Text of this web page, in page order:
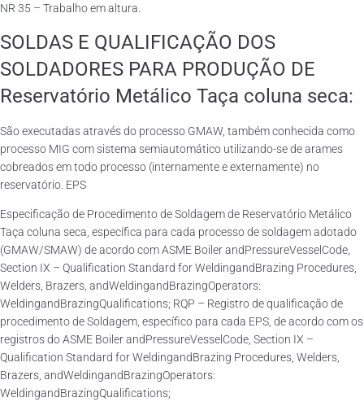
NR 35 – Trabalho em altura.
SOLDAS E QUALIFICAÇÃO DOS
SOLDADORES PARA PRODUÇÃO DE
Reservatório Metálico Taça coluna seca:
São executadas através do processo GMAW, também conhecida como
processo MIG com sistema semiautomático utilizando-se de arames
cobreados em todo processo (internamente e externamente) no
reservatório. EPS
Especificação de Procedimento de Soldagem de Reservatório Metálico
Taça coluna seca, específica para cada processo de soldagem adotado
(GMAW/SMAW) de acordo com ASME Boiler andPressureVesselCode,
Section IX – Qualification Standard for WeldingandBrazing Procedures,
Welders, Brazers, andWeldingandBrazingOperators:
WeldingandBrazingQualifications; RQP – Registro de qualificação de
procedimento de Soldagem, específico para cada EPS, de acordo com os
registros do ASME Boiler andPressureVesselCode, Section IX –
Qualification Standard for WeldingandBrazing Procedures, Welders,
Brazers, andWeldingandBrazingOperators:
WeldingandBrazingQualifications;